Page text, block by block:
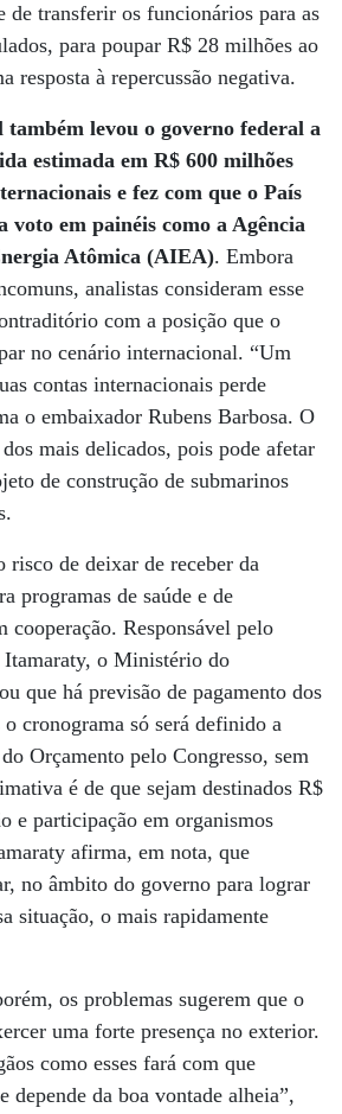
transferir os funcionários para as
para poupar R$ 28 milhões ao
resposta à repercussão negativa.
também levou o governo federal a
estimada em R$ 600 milhões
e fez com que o País
voto em painéis como a Agência
Atômica (AIEA). Embora
analistas consideram esse
com a posição que o
no cenário internacional. “Um
contas internacionais perde
o embaixador Rubens Barbosa. O
mais delicados, pois pode afetar
de construção de submarinos
risco de deixar de receber da
programas de saúde e de
cooperação. Responsável pelo
Itamaraty, o Ministério do
que há previsão de pagamento dos
cronograma só será definido a
Orçamento pelo Congresso, sem
é de que sejam destinados R$
e participação em organismos
afirma, em nota, que
no âmbito do governo para lograr
situação, o mais rapidamente
os problemas sugerem que o
uma forte presença no exterior.
como esses fará com que
depende da boa vontade alheia”,